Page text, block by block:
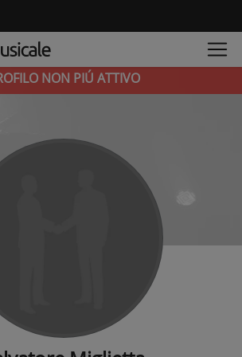
NON PIÚ ATTIVO